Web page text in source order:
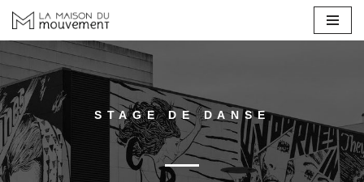
Aller
contenu
STAGE DE DANSE